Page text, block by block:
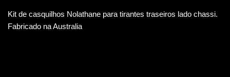
Kit de casquilhos Nolathane para tirantes traseiros lado chassi.
Fabricado na Australia